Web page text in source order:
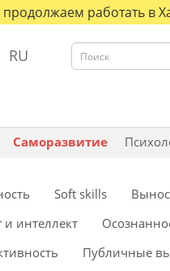
работать в
RU
Саморазвитие
Soft skills
и интеллект
Публичные